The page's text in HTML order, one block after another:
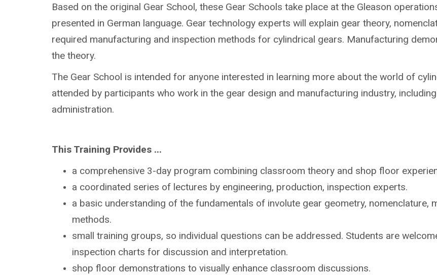
Based on the original Gear School, these Gear Schools take place at the Gleason
presented in German language. Gear technology experts will explain gear theory,
required manufacturing and inspection methods for cylindrical gears. Manufacturing
the theory.
The Gear School is intended for anyone interested in learning more about the world of
attended by participants who work in the gear design and manufacturing industry,
administration.
This Training Provides ...
a comprehensive 3-day program combining classroom theory and shop floor
a coordinated series of lectures by engineering, production, inspection experts.
a basic understanding of the fundamentals of involute gear geometry, nomenclature,
methods.
small training groups, so individual questions can be addressed. Students are
inspection charts for discussion and interpretation.
shop floor demonstrations to visually enhance classroom discussions.